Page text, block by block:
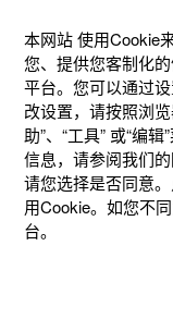
资讯
© 2025 卡西欧
本网站 使⽤Cookie
您、提供您客制化
平台。您可以通过
改设置，请按照浏
助”、“⼯具” 或“编
信息，请参阅我们的
请您选择是否同意
用Cookie。如您不
台。